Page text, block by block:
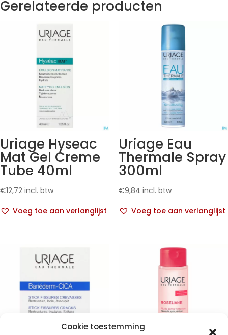
Cookie toestemming
Gerelateerde producten
Uriage Hyseac
Mat Gel Creme
Tube 40ml
€12,72 incl. btw
Voeg toe aan verlanglijst
Uriage Eau
Thermale Spray
300ml
€9,84 incl. btw
Voeg toe aan verlanglijst